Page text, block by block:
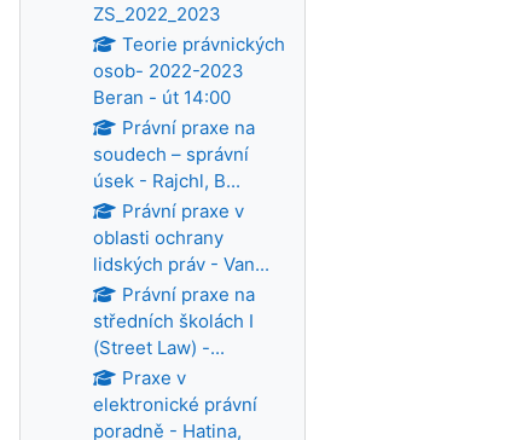
ZS_2022_2023
Teorie právnických
osob- 2022-2023
Beran - út 14:00
Právní praxe na
soudech – správní
úsek - Rajchl, B...
Právní praxe v
oblasti ochrany
lidských práv - Van...
Právní praxe na
středních školách I
(Street Law) -...
Praxe v
elektronické právní
poradně - Hatina,